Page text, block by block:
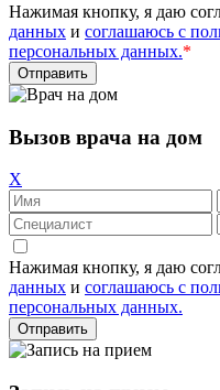
Нажимая кнопку, я даю
данных и соглашаюсь с
персональных данных.*
Вызов врача на дом
X
Нажимая кнопку, я даю
данных и соглашаюсь с
персональных данных.